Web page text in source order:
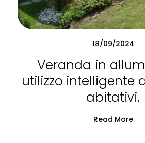
18/09/2024
Veranda in
utilizzo intelligente
abitativi.
Read More